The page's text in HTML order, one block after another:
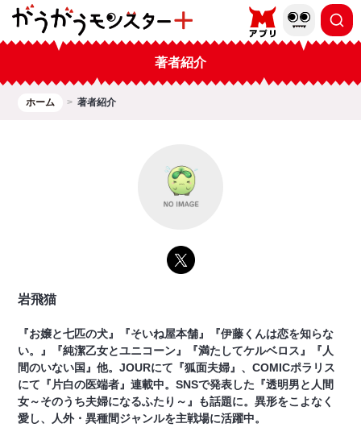
著者紹介
ホーム 著者紹介
岩飛猫
『お嬢と七匹の犬』『そいね屋本舗』『伊藤くんは恋を知らな
い。』『純潔乙女とユニコーン』『満たしてケルベロス』『人
間のいない国』他。JOURにて『狐面夫婦』、COMICポラリス
にて『片白の医端者』連載中。SNSで発表した『透明男と人間
女～そのうち夫婦になるふたり～』も話題に。異形をこよなく
愛し、人外・異種間ジャンルを主戦場に活躍中。